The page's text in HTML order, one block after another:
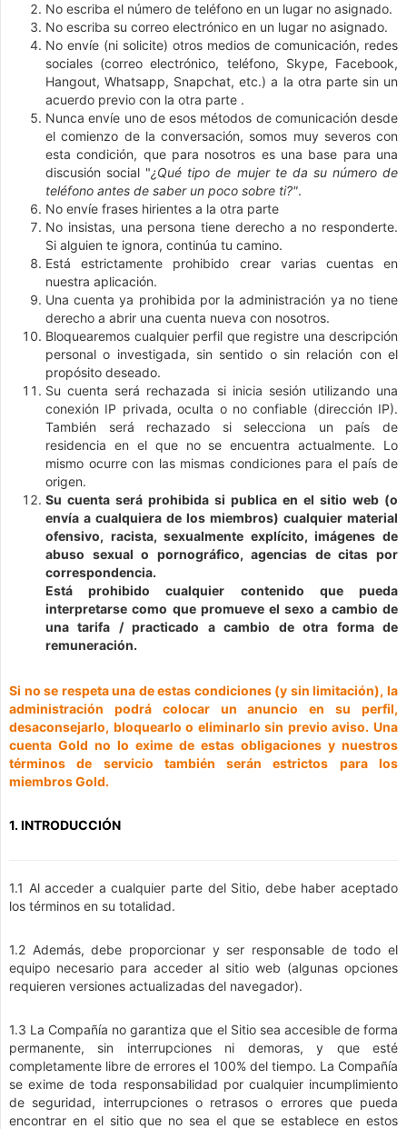
No escriba el número de teléfono en un lugar no asignado.
No escriba su correo electrónico en un lugar no asignado.
No envíe (ni solicite) otros medios de comunicación, redes
sociales (correo electrónico, teléfono, Skype, Facebook,
Hangout, Whatsapp, Snapchat, etc.) a la otra parte sin un
acuerdo previo con la otra parte .
Nunca envíe uno de esos métodos de comunicación desde
el comienzo de la conversación, somos muy severos con
esta condición, que para nosotros es una base para una
discusión social "¿Qué tipo de mujer te da su número de
teléfono antes de saber un poco sobre ti?".
No envíe frases hirientes a la otra parte
No insistas, una persona tiene derecho a no responderte.
Si alguien te ignora, continúa tu camino.
Está estrictamente prohibido crear varias cuentas en
nuestra aplicación.
Una cuenta ya prohibida por la administración ya no tiene
derecho a abrir una cuenta nueva con nosotros.
Bloquearemos cualquier perfil que registre una descripción
personal o investigada, sin sentido o sin relación con el
propósito deseado.
Su cuenta será rechazada si inicia sesión utilizando una
conexión IP privada, oculta o no confiable (dirección IP).
También será rechazado si selecciona un país de
residencia en el que no se encuentra actualmente. Lo
mismo ocurre con las mismas condiciones para el país de
origen.
Su cuenta será prohibida si publica en el sitio web (o
envía a cualquiera de los miembros) cualquier material
ofensivo, racista, sexualmente explícito, imágenes de
abuso sexual o pornográfico, agencias de citas por
correspondencia.
Está prohibido cualquier contenido que pueda
interpretarse como que promueve el sexo a cambio de
una tarifa / practicado a cambio de otra forma de
remuneración.
Si no se respeta una de estas condiciones (y sin limitación), la
administración podrá colocar un anuncio en su perfil,
desaconsejarlo, bloquearlo o eliminarlo sin previo aviso. Una
cuenta Gold no lo exime de estas obligaciones y nuestros
términos de servicio también serán estrictos para los
miembros Gold.
1. INTRODUCCIÓN
1.1 Al acceder a cualquier parte del Sitio, debe haber aceptado
los términos en su totalidad.
1.2 Además, debe proporcionar y ser responsable de todo el
equipo necesario para acceder al sitio web (algunas opciones
requieren versiones actualizadas del navegador).
1.3 La Compañía no garantiza que el Sitio sea accesible de forma
permanente, sin interrupciones ni demoras, y que esté
completamente libre de errores el 100% del tiempo. La Compañía
se exime de toda responsabilidad por cualquier incumplimiento
de seguridad, interrupciones o retrasos o errores que pueda
encontrar en el sitio que no sea el que se establece en estos